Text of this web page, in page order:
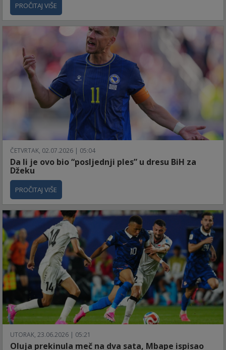
PROČITAJ VIŠE
ČETVRTAK, 02.07.2026 | 05:04
Da li je ovo bio “posljednji ples” u dresu BiH za
Džeku
PROČITAJ VIŠE
UTORAK, 23.06.2026 | 05:21
Oluja prekinula meč na dva sata, Mbape ispisao